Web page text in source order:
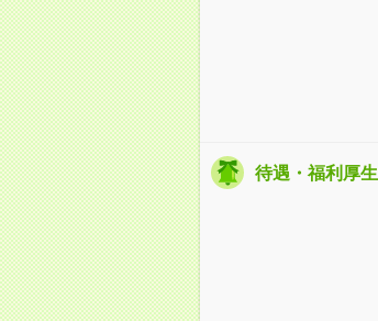
待遇・福利厚生